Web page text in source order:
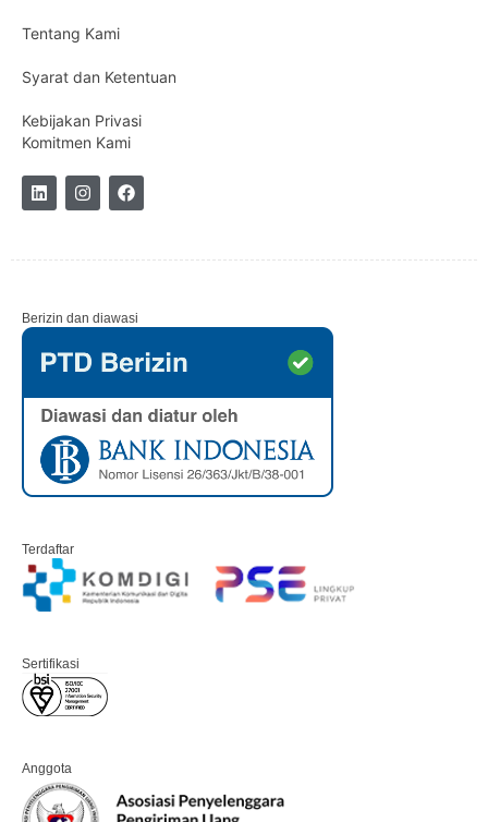
Tentang Kami
Syarat dan Ketentuan
Kebijakan Privasi
Komitmen Kami
Berizin dan diawasi
Terdaftar
Sertifikasi
Anggota